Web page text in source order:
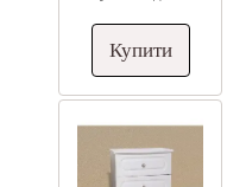
Купити